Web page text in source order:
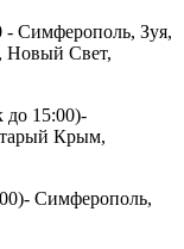
Симферополь, Зуя,
Новый Свет,
15:00)-
Крым,
Симферополь,